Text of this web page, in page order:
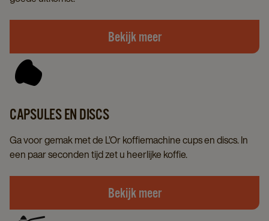
Bekijk meer
CAPSULES EN DISCS
Ga voor gemak met de L’Or koffiemachine cups en discs. In
een paar seconden tijd zet u heerlijke koffie.
Bekijk meer